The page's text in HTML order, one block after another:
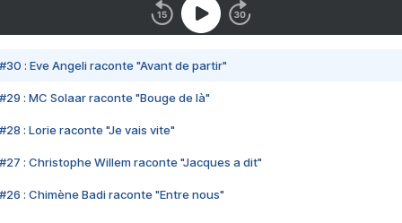
#30 : Eve Angeli raconte "Avant de partir"
#29 : MC Solaar raconte "Bouge de là"
#28 : Lorie raconte "Je vais vite"
#27 : Christophe Willem raconte "Jacques a dit"
#26 : Chimène Badi raconte "Entre nous"